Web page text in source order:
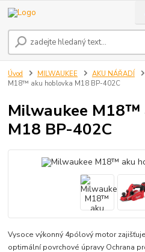
Úvod MILWAUKEE AKU NÁŘADÍ
M18™ aku hoblovka M18 BP-402C
Milwaukee M18™
M18 BP-402C
Vysoce výkonný 4pólový motor
optimální povrchové úpravy Ochrana